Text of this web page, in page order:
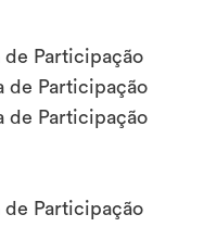
de Participação
de Participação
de Participação
de Participação